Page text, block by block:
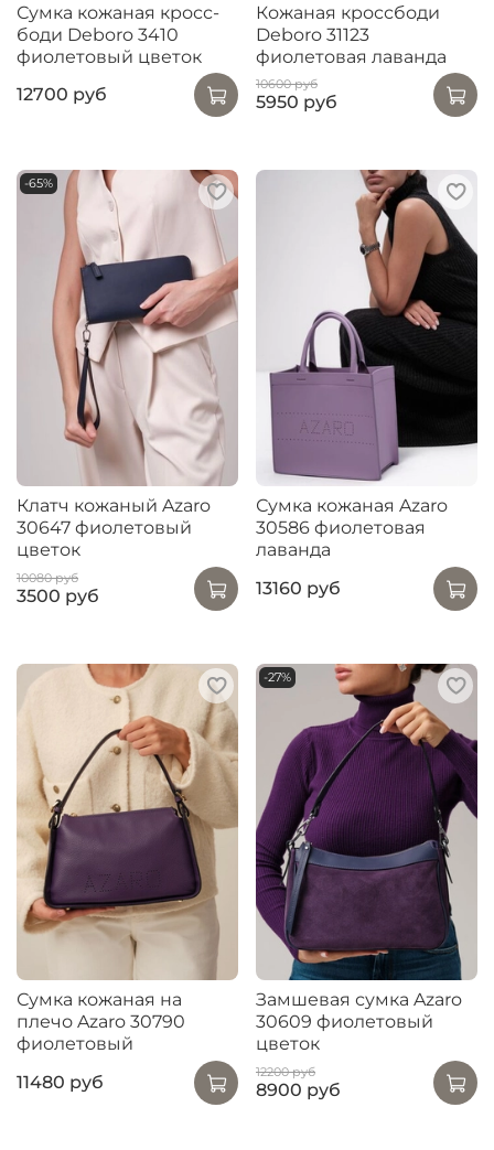
Сумка кожаная кросс-
боди Deboro 3410
фиолетовый цветок
12700 руб
Кожаная кроссбоди
Deboro 31123
фиолетовая лаванда
10600 руб
5950 руб
-65%
Клатч кожаный Azaro
30647 фиолетовый
цветок
10080 руб
3500 руб
Сумка кожаная Azaro
30586 фиолетовая
лаванда
13160 руб
Сумка кожаная на
плечо Azaro 30790
фиолетовый
11480 руб
-27%
Замшевая сумка Azaro
30609 фиолетовый
цветок
12200 руб
8900 руб